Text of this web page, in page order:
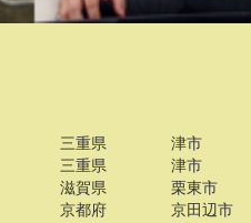
三重県
三重県
滋賀県
京都府
津市
津市
栗東市
京田辺市